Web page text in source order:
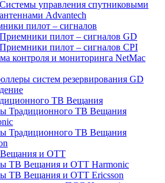
Системы управления спутниковыми
антеннами Advantech
пилот – сигналов
Приемники пилот – сигналов GD
Приемники пилот – сигналов CPI
контроля и мониторинга NetMac
систем резервирования GD
ТВ Вещания
Традиционного ТВ Вещания
Традиционного ТВ Вещания
и ОТТ
ТВ Вещания и ОТТ Harmonic
ТВ Вещания и ОТТ Ericsson